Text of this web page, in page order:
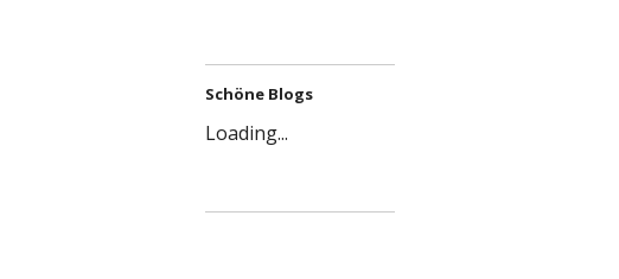
Schöne Blogs
Loading...